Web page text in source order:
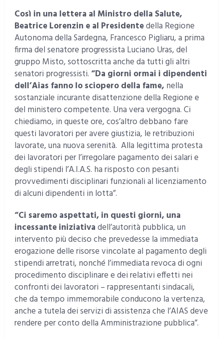
Così in una lettera al Ministro della Salute,
Beatrice Lorenzin e al Presidentedella Regione
Autonoma della Sardegna, Francesco Pigliaru, a prima
firma del senatore progressista Luciano Uras, del
gruppo Misto, sottoscritta anche da tutti gli altri
senatori progressisti.“Da giorni ormai i dipendenti
dell’Aias fanno lo sciopero della fame, nella
sostanziale incurante disattenzione della Regione e
del ministero competente. Una vera vergogna. Ci
chiediamo, in queste ore, cos’altro debbano fare
questi lavoratori per avere giustizia, le retribuzioni
lavorate, una nuova serenità. Alla legittima protesta
dei lavoratori per l’irregolare pagamento dei salari e
degli stipendi l’A.I.A.S. ha risposto con pesanti
provvedimenti disciplinari funzionali al licenziamento
di alcuni dipendenti in lotta”.
“Ci saremo aspettati, in questi giorni, una
incessante iniziativadell’autorità pubblica, un
intervento più deciso che prevedesse la immediata
erogazione delle risorse vincolate al pagamento degli
stipendi arretrati, nonché l’immediata revoca di ogni
procedimento disciplinare e dei relativi effetti nei
confronti dei lavoratori – rappresentanti sindacali,
che da tempo immemorabile conducono la vertenza,
anche a tutela dei servizi di assistenza che l’AIAS deve
rendere per conto della Amministrazione pubblica”.